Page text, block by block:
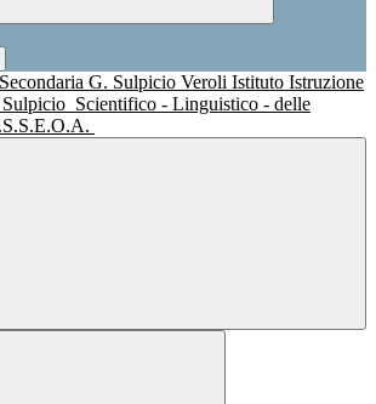
Istituto Istruzione
Scientifico - Linguistico - delle